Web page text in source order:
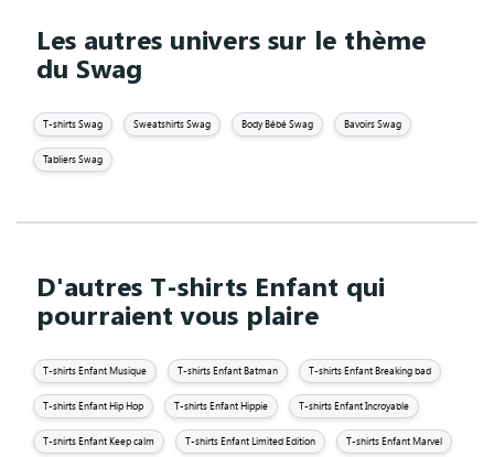
Les autres univers sur le thème
du Swag
T-shirts Swag Sweatshirts Swag Body Bébé Swag Bavoirs Swag
Tabliers Swag
D'autres T-shirts Enfant qui
pourraient vous plaire
T-shirts Enfant Musique T-shirts Enfant Batman T-shirts Enfant Breaking bad
T-shirts Enfant Hip Hop T-shirts Enfant Hippie T-shirts Enfant Incroyable
T-shirts Enfant Keep calm T-shirts Enfant Limited Edition T-shirts Enfant Marvel